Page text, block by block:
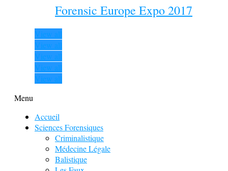
Forensic Europe Expo 2017
View all
View all
View all
View all
View all
Menu
Accueil
Sciences Forensiques
Criminalistique
Médecine Légale
Balistique